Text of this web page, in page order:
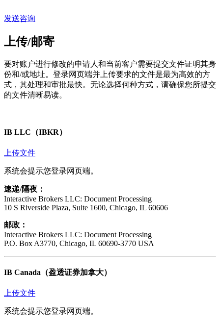
发送咨询
上传/邮寄
要对账户进行修改的申请人和当前客户需要提交文件证明其身
份和/或地址。登录网页端并上传要求的文件是最为高效的方
式，其处理和审批最快。无论选择何种方式，请确保您所提交
的文件清晰易读。
IB LLC（IBKR）
上传文件
系统会提示您登录网页端。
速递/隔夜：
Interactive Brokers LLC: Document Processing
10 S Riverside Plaza, Suite 1600, Chicago, IL 60606
邮政：
Interactive Brokers LLC: Document Processing
P.O. Box A3770, Chicago, IL 60690-3770 USA
IB Canada（盈透证券加拿大）
上传文件
系统会提示您登录网页端。